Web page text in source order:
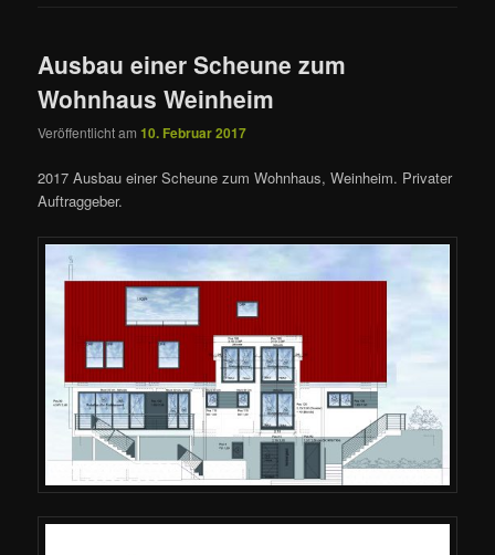
Ausbau einer Scheune zum
Wohnhaus Weinheim
Veröffentlicht am10. Februar 2017
2017 Ausbau einer Scheune zum Wohnhaus, Weinheim. Privater
Auftraggeber.